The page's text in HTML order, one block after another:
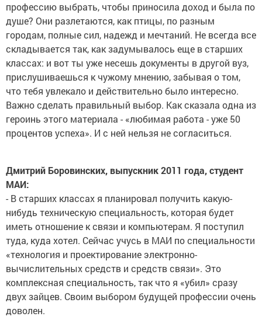
профессию выбрать, чтобы приносила доход и была по
душе? Они разлетаются, как птицы, по разным
городам, полные сил, надежд и мечтаний. Не всегда все
складывается так, как задумывалось еще в старших
классах: и вот ты уже несешь документы в другой вуз,
прислушиваешься к чужому мнению, забывая о том,
что тебя увлекало и действительно было интересно.
Важно сделать правильный выбор. Как сказала одна из
героинь этого материала - «любимая работа - уже 50
процентов успеха». И с ней нельзя не согласиться.
Дмитрий Боровинских, выпускник 2011 года, студент
МАИ:
- В старших классах я планировал получить какую-
нибудь техническую специальность, которая будет
иметь отношение к связи и компьютерам. Я поступил
туда, куда хотел. Сейчас учусь в МАИ по специальности
«технология и проектирование электронно-
вычислительных средств и средств связи». Это
комплексная специальность, так что я «убил» сразу
двух зайцев. Своим выбором будущей профессии очень
доволен.